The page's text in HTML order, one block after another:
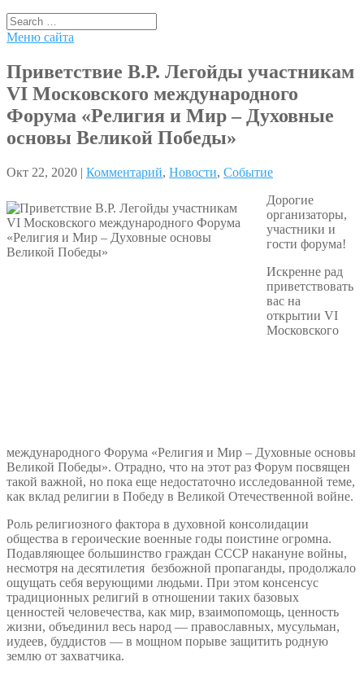
Меню сайта
Приветствие В.Р. Легойды участникам
VI Московского международного
Форума «Религия и Мир – Духовные
основы Великой Победы»
Окт 22, 2020 | Комментарий, Новости, Событие
Дорогие
организаторы,
участники и
гости форума!
Искренне рад
приветствовать
вас на
открытии VI
Московского
международного Форума «Религия и Мир – Духовные основы
Великой Победы». Отрадно, что на этот раз Форум посвящен
такой важной, но пока еще недостаточно исследованной теме,
как вклад религии в Победу в Великой Отечественной войне.
Роль религиозного фактора в духовной консолидации
общества в героические военные годы поистине огромна.
Подавляющее большинство граждан СССР накануне войны,
несмотря на десятилетия безбожной пропаганды, продолжало
ощущать себя верующими людьми. При этом консенсус
традиционных религий в отношении таких базовых
ценностей человечества, как мир, взаимопомощь, ценность
жизни, объединил весь народ — православных, мусульман,
иудеев, буддистов — в мощном порыве защитить родную
землю от захватчика.